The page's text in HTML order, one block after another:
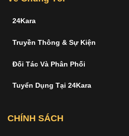
24Kara
Truyền Thông & Sự Kiện
Đối Tác Và Phân Phối
Tuyển Dụng Tại 24Kara
CHÍNH SÁCH